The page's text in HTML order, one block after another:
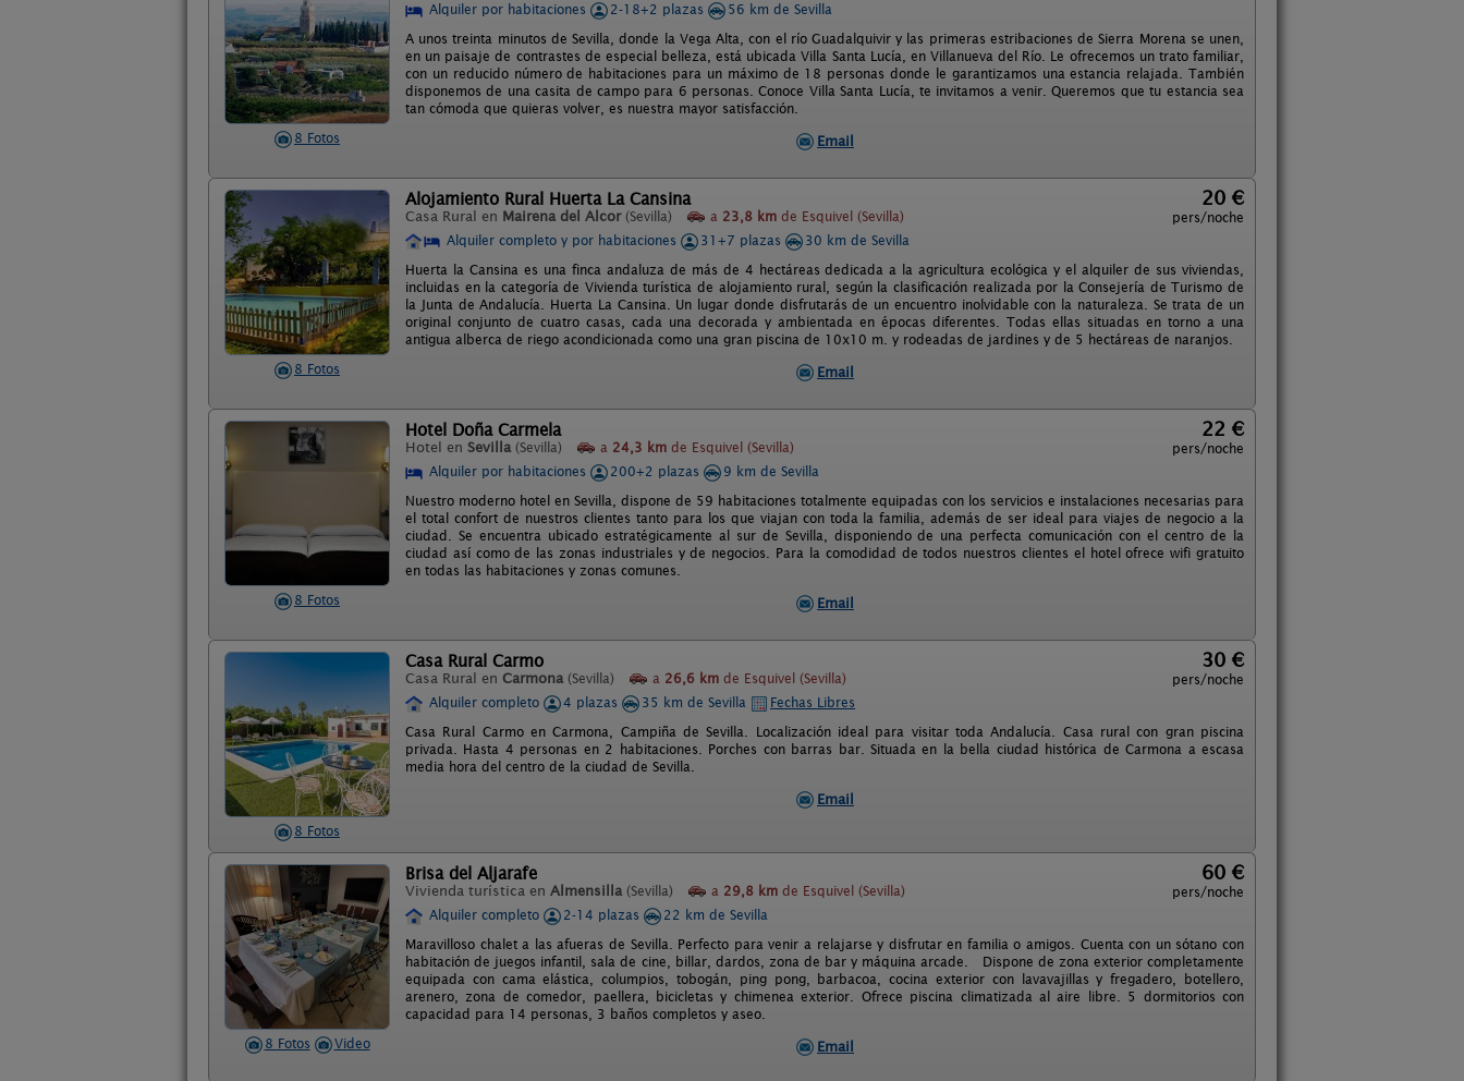
8 Fotos
Alquiler por habitaciones
2-18+2 plazas
56 km de Sevilla
A unos treinta minutos de Sevilla, donde la Vega Alta, con el río Guadalquivir y las primeras estribaciones de Sierra Morena se unen,
en un paisaje de contrastes de especial belleza, está ubicada Villa Santa Lucía, en Villanueva del Río. Le ofrecemos un trato familiar,
con un reducido número de habitaciones para un máximo de 18 personas donde le garantizamos una estancia relajada. También
disponemos de una casita de campo para 6 personas. Conoce Villa Santa Lucía, te invitamos a venir. Queremos que tu estancia sea
tan cómoda que quieras volver, es nuestra mayor satisfacción.
Email
8 Fotos
Alojamiento Rural Huerta La Cansina
Casa Rural en Mairena del Alcor (Sevilla) a 23,8 km de Esquivel (Sevilla)
20 €
pers/noche
Alquiler completo y por habitaciones
31+7 plazas
30 km de Sevilla
Huerta la Cansina es una finca andaluza de más de 4 hectáreas dedicada a la agricultura ecológica y el alquiler de sus viviendas,
incluidas en la categoría de Vivienda turística de alojamiento rural, según la clasificación realizada por la Consejería de Turismo de
la Junta de Andalucía. Huerta La Cansina. Un lugar donde disfrutarás de un encuentro inolvidable con la naturaleza. Se trata de un
original conjunto de cuatro casas, cada una decorada y ambientada en épocas diferentes. Todas ellas situadas en torno a una
antigua alberca de riego acondicionada como una gran piscina de 10x10 m. y rodeadas de jardines y de 5 hectáreas de naranjos.
Email
8 Fotos
Hotel Doña Carmela
Hotel en Sevilla (Sevilla) a 24,3 km de Esquivel (Sevilla)
22 €
pers/noche
Alquiler por habitaciones
200+2 plazas
9 km de Sevilla
Nuestro moderno hotel en Sevilla, dispone de 59 habitaciones totalmente equipadas con los servicios e instalaciones necesarias para
el total confort de nuestros clientes tanto para los que viajan con toda la familia, además de ser ideal para viajes de negocio a la
ciudad. Se encuentra ubicado estratégicamente al sur de Sevilla, disponiendo de una perfecta comunicación con el centro de la
ciudad así como de las zonas industriales y de negocios. Para la comodidad de todos nuestros clientes el hotel ofrece wifi gratuito
en todas las habitaciones y zonas comunes.
Email
8 Fotos
Casa Rural Carmo
Casa Rural en Carmona (Sevilla) a 26,6 km de Esquivel (Sevilla)
30 €
pers/noche
Alquiler completo
4 plazas 35 km de Sevilla
Fechas Libres
Casa Rural Carmo en Carmona, Campiña de Sevilla. Localización ideal para visitar toda Andalucía. Casa rural con gran piscina
privada. Hasta 4 personas en 2 habitaciones. Porches con barras bar. Situada en la bella ciudad histórica de Carmona a escasa
media hora del centro de la ciudad de Sevilla.
Email
8 Fotos Video
Brisa del Aljarafe
Vivienda turística en Almensilla (Sevilla) a 29,8 km de Esquivel (Sevilla)
60 €
pers/noche
Alquiler completo
2-14 plazas
22 km de Sevilla
Maravilloso chalet a las afueras de Sevilla. Perfecto para venir a relajarse y disfrutar en familia o amigos. Cuenta con un sótano con
habitación de juegos infantil, sala de cine, billar, dardos, zona de bar y máquina arcade. Dispone de zona exterior completamente
equipada con cama elástica, columpios, tobogán, ping pong, barbacoa, cocina exterior con lavavajillas y fregadero, botellero,
arenero, zona de comedor, paellera, bicicletas y chimenea exterior. Ofrece piscina climatizada al aire libre. 5 dormitorios con
capacidad para 14 personas, 3 baños completos y aseo.
Email